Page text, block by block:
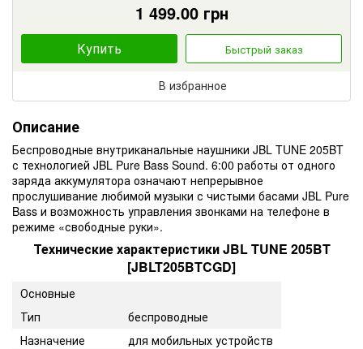
1 499.00грн
Купить Быстрый заказ
В избранное
Описание
Беспроводные внутриканальные наушники JBL TUNE 205BT
с технологией JBL Pure Bass Sound. 6:00 работы от одного
заряда аккумулятора означают непрерывное
прослушивание любимой музыки с чистыми басами JBL Pure
Bass и возможность управления звонками на телефоне в
режиме «свободные руки».
Технические характеристики JBL TUNE 205BT
[JBLT205BTCGD]
Основные
Тип
беспроводные
Назначение
для мобильных устройств